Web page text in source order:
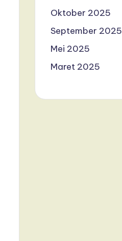
Oktober 2025
September 2025
Mei 2025
Maret 2025